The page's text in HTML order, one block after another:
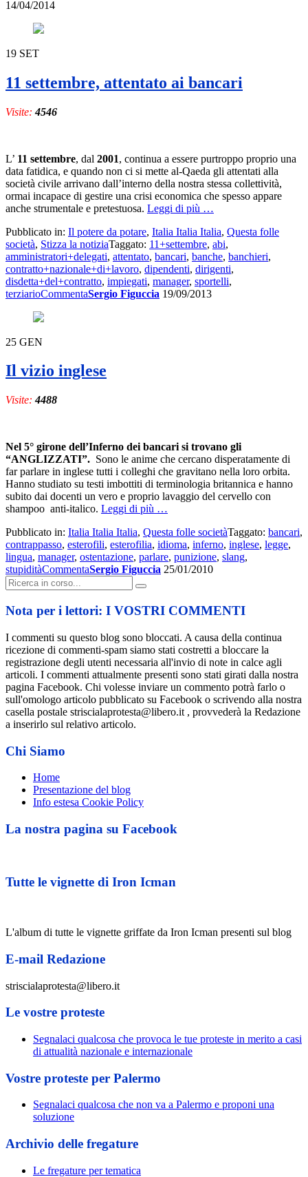
14/04/2014
19 SET
11 settembre, attentato ai bancari
Visite: 4546
L’ 11 settembre, dal 2001, continua a essere purtroppo proprio una
data fatidica, e quando non ci si mette al-Qaeda gli attentati alla
società civile arrivano dall’interno della nostra stessa collettività,
ormai incapace di gestire una crisi economica che spesso appare
anche strumentale e pretestuosa. Leggi di più
di
11
settembre,
attentato
ai
bancari
…
Pubblicato in: Il potere da potare, Italia Italia Italia, Questa folle
società, Stizza la notiziaTaggato: 11+settembre, abi,
amministratori+delegati, attentato, bancari, banche, banchieri,
contratto+nazionale+di+lavoro, dipendenti, dirigenti,
disdetta+del+contratto, impiegati, manager, sportelli,
terziarioCommentaSergio Figuccia 19/09/2013
25 GEN
Il vizio inglese
Visite: 4488
Nel 5° girone dell’Inferno dei bancari si trovano gli
“ANGLIZZATI”. Sono le anime che cercano disperatamente di
far parlare in inglese tutti i colleghi che gravitano nella loro orbita.
Hanno studiato su testi imbottiti di terminologia britannica e hanno
subito dai docenti un vero e proprio lavaggio del cervello con
shampoo anti-italico. Leggi di più
di
Il
vizio
inglese
…
Pubblicato in: Italia Italia Italia, Questa folle societàTaggato: bancari,
contrappasso, esterofili, esterofilia, idioma, inferno, inglese, legge,
lingua, manager, ostentazione, parlare, punizione, slang,
stupiditàCommentaSergio Figuccia 25/01/2010
Cerca:
Nota per i lettori: I VOSTRI COMMENTI
I commenti su questo blog sono bloccati. A causa della continua
ricezione di commenti-spam siamo stati costretti a bloccare la
registrazione degli utenti necessaria all'invio di note in calce agli
articoli. I commenti attualmente presenti sono stati girati dalla nostra
pagina Facebook. Chi volesse inviare un commento potrà farlo o
sull'omologo articolo pubblicato su Facebook o scrivendo alla nostra
casella postale striscialaprotesta@libero.it , provvederà la Redazione
a inserirlo sul relativo articolo.
Chi Siamo
Home
Presentazione del blog
Info estesa Cookie Policy
La nostra pagina su Facebook
Tutte le vignette di Iron Icman
L'album di tutte le vignette griffate da Iron Icman presenti sul blog
E-mail Redazione
striscialaprotesta@libero.it
Le vostre proteste
Segnalaci qualcosa che provoca le tue proteste in merito a casi
di attualità nazionale e internazionale
Vostre proteste per Palermo
Segnalaci qualcosa che non va a Palermo e proponi una
soluzione
Archivio delle fregature
Le fregature per tematica